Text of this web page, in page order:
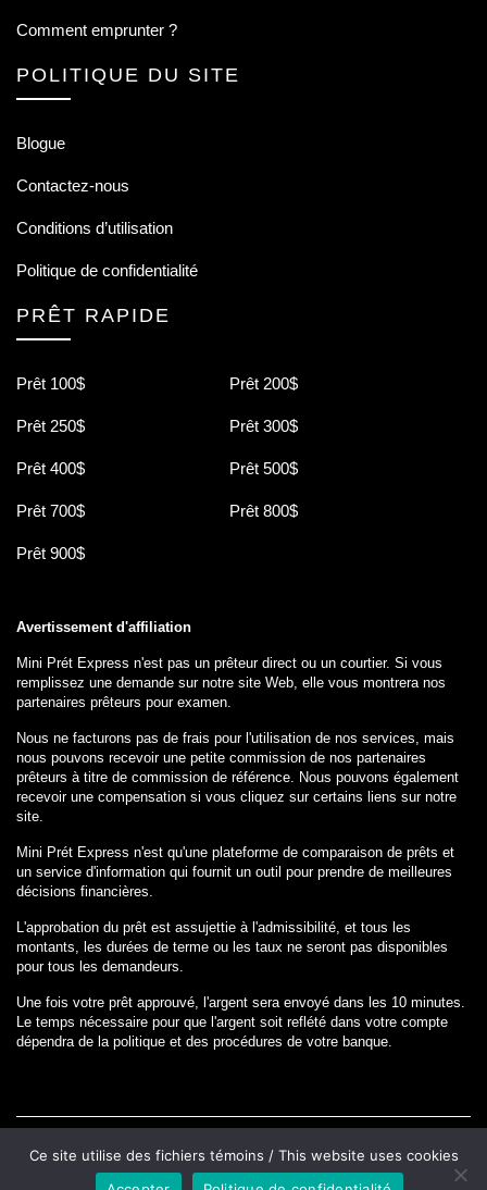
Comment emprunter ?
POLITIQUE DU SITE
Blogue
Contactez-nous
Conditions d’utilisation
Politique de confidentialité
PRÊT RAPIDE
Prêt 100$ Prêt 200$
Prêt 250$ Prêt 300$
Prêt 400$ Prêt 500$
Prêt 700$ Prêt 800$
Prêt 900$
Avertissement d'affiliation
Mini Prét Express n'est pas un prêteur direct ou un courtier. Si vous
remplissez une demande sur notre site Web, elle vous montrera nos
partenaires prêteurs pour examen.
Nous ne facturons pas de frais pour l'utilisation de nos services, mais
nous pouvons recevoir une petite commission de nos partenaires
prêteurs à titre de commission de référence. Nous pouvons également
recevoir une compensation si vous cliquez sur certains liens sur notre
site.
Mini Prét Express n'est qu'une plateforme de comparaison de prêts et
un service d'information qui fournit un outil pour prendre de meilleures
décisions financières.
L'approbation du prêt est assujettie à l'admissibilité, et tous les
montants, les durées de terme ou les taux ne seront pas disponibles
pour tous les demandeurs.
Une fois votre prêt approuvé, l'argent sera envoyé dans les 10 minutes.
Le temps nécessaire pour que l'argent soit reflété dans votre compte
dépendra de la politique et des procédures de votre banque.
Copyright © 2025.www.minipretexpress.caAll rights reserved.
Ce site utilise des fichiers témoins / This website uses cookies